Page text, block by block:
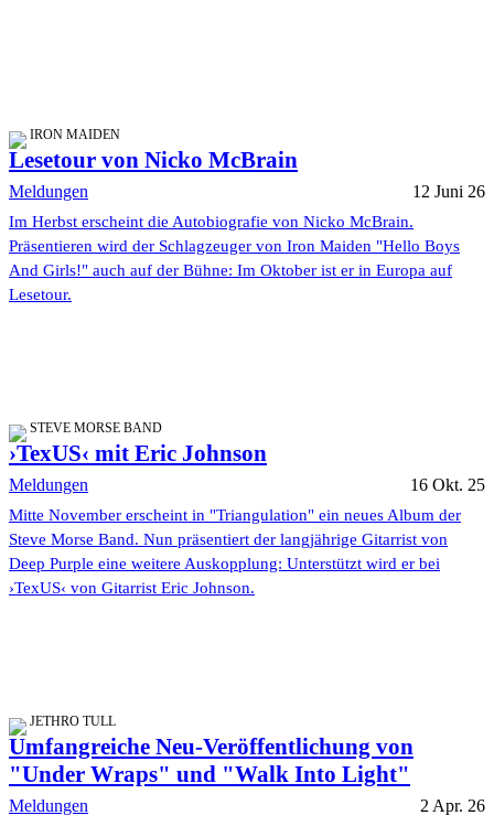
IRON MAIDEN
Lesetour von Nicko McBrain
Meldungen 12 Juni 26
Im Herbst erscheint die Autobiografie von Nicko McBrain.
Präsentieren wird der Schlagzeuger von Iron Maiden "Hello Boys
And Girls!" auch auf der Bühne: Im Oktober ist er in Europa auf
Lesetour.
STEVE MORSE BAND
›TexUS‹ mit Eric Johnson
Meldungen 16 Okt. 25
Mitte November erscheint in "Triangulation" ein neues Album der
Steve Morse Band. Nun präsentiert der langjährige Gitarrist von
Deep Purple eine weitere Auskopplung: Unterstützt wird er bei
›TexUS‹ von Gitarrist Eric Johnson.
JETHRO TULL
Umfangreiche Neu-Veröffentlichung von
"Under Wraps" und "Walk Into Light"
Meldungen 2 Apr. 26